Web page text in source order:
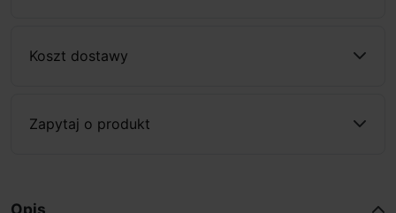
Koszt dostawy
Zapytaj o produkt
Opis